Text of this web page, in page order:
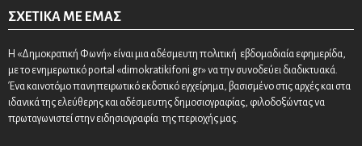
ΣΧΕΤΙΚΆ ΜΕ ΕΜΆΣ
Η «Δημοκρατική Φωνή» είναι μια αδέσμευτη πολιτική εβδομαδιαία εφημερίδα,
με το ενημερωτικό portal «dimokratikifoni.gr» να την συνοδεύει διαδικτυακά.
Ένα καινοτόμο πανηπειρωτικό εκδοτικό εγχείρημα, βασισμένο στις αρχές και στα
ιδανικά της ελεύθερης και αδέσμευτης δημοσιογραφίας, φιλοδοξώντας να
πρωταγωνιστεί στην ειδησιογραφία της περιοχής μας.